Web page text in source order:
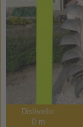
Dislivello:
0 m